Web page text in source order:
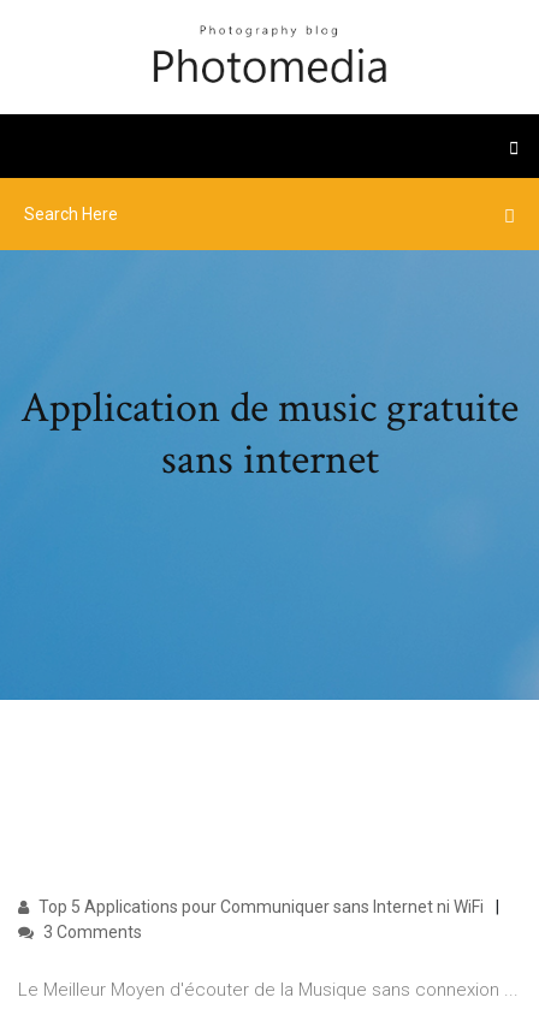
Application de music gratuite
sans internet
Top 5 Applications pour Communiquer sans Internet ni WiFi
3 Comments
Le Meilleur Moyen d'écouter de la Musique sans connexion ...